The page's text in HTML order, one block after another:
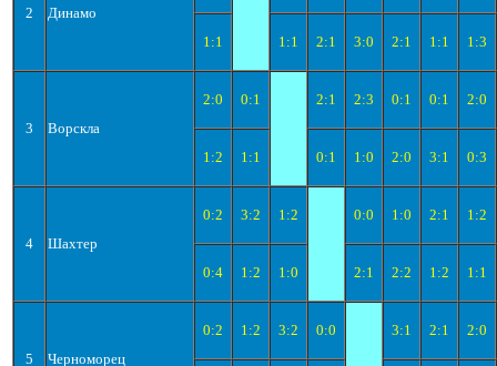
2 Динамо
1:1 1:1 2:1 3:0 2:1 1:1 1:3
3 Ворскла
2:0 0:1 2:1 2:3 0:1 0:1 2:0
1:2 1:1 0:1 1:0 2:0 3:1 0:3
4 Шахтер
0:2 3:2 1:2 0:0 1:0 2:1 1:2
0:4 1:2 1:0 2:1 2:2 1:2 1:1
5 Черноморец
0:2 1:2 3:2 0:0 3:1 2:1 2:0